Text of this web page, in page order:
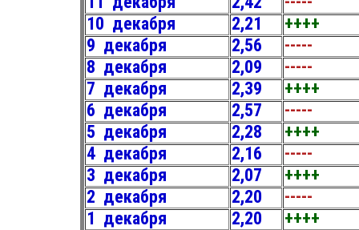
10 декабря
2,21
++++
9 декабря
2,56
-----
8 декабря
2,09
-----
7 декабря
2,39
++++
6 декабря
2,57
-----
5 декабря
2,28
++++
4 декабря
2,16
-----
3 декабря
2,07
++++
2 декабря
2,20
-----
1 декабря
2,20 ++++